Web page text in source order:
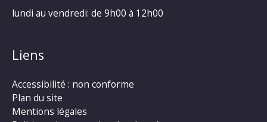
lundi au vendredi: de 9h00 à 12h00
Liens
Accessibilité : non conforme
Plan du site
Mentions légales